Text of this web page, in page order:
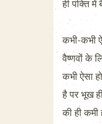
ही पंक्ति में
कभी-कभी
वैष्णवों के
कभी ऐसा
है पर भूख
की ही कमी